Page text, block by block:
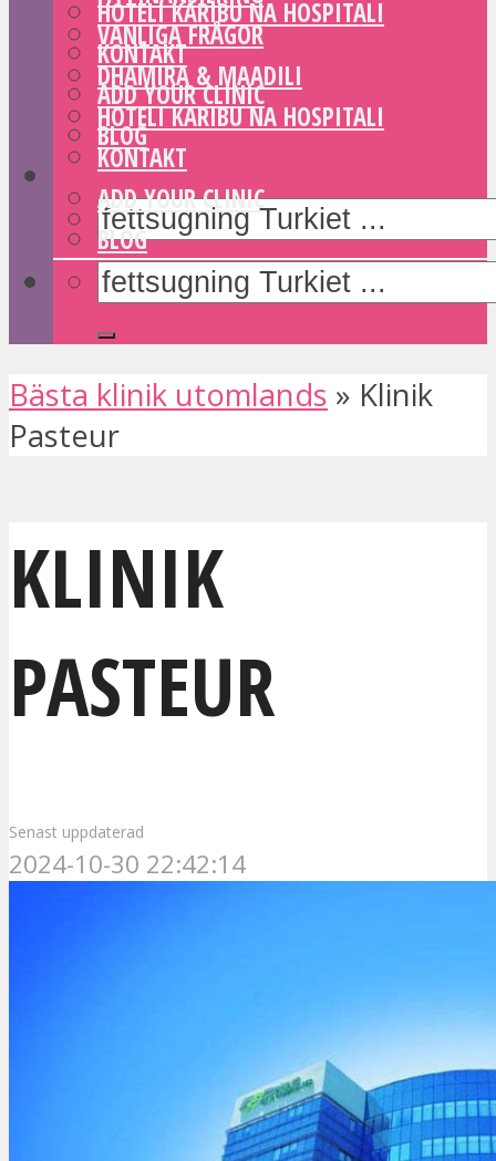
HOTELI KARIBU NA HOSPITALI
KONTAKT
ADD YOUR CLINIC
BLOG
VANLIGA FRÅGOR
DHAMIRA & MAADILI
HOTELI KARIBU NA HOSPITALI
KONTAKT
ADD YOUR CLINIC
BLOG
Bästa klinik utomlands » Klinik
Pasteur
KLINIK
PASTEUR
Senast uppdaterad
2024-10-30 22:42:14